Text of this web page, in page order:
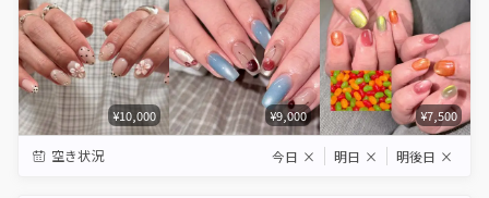
¥10,000 ¥9,000 ¥7,500
空き状況 今日 × 明日 × 明後日 ×